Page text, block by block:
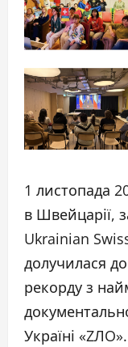
1 листопада
в Швейцарії,
Ukrainian
долучилася
рекорду з
Україні